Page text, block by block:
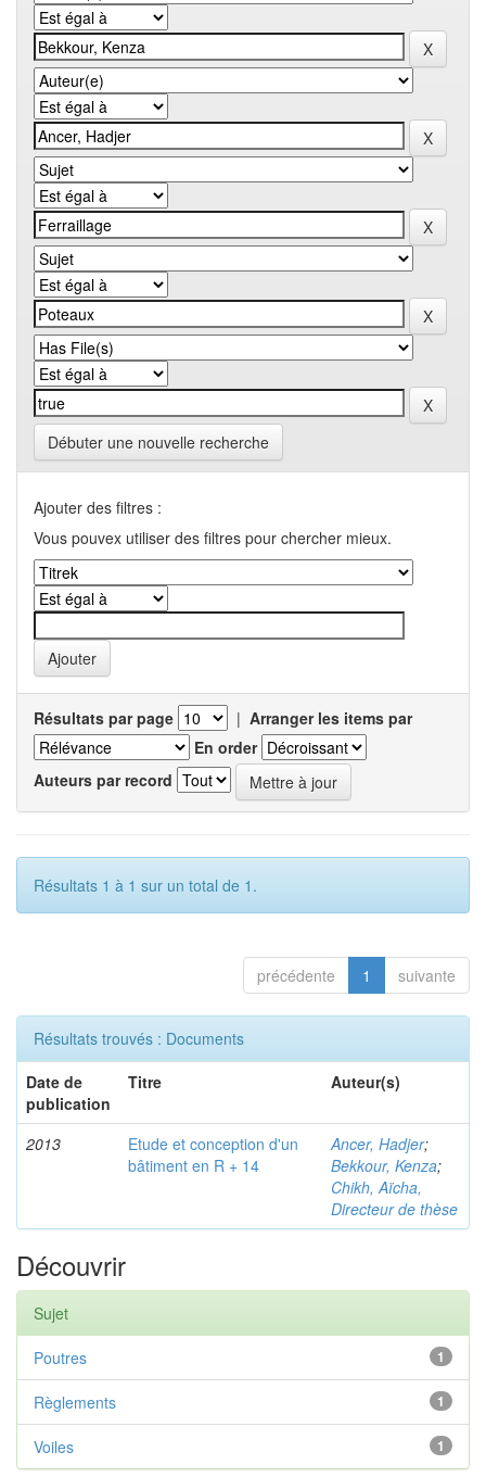
Débuter une nouvelle recherche
Ajouter des filtres :
Vous pouvex utiliser des filtres pour chercher mieux.
Résultats par page | Arranger les items par
En order
Auteurs par record
Résultats 1 à 1 sur un total de 1.
précédente 1 suivante
Résultats trouvés : Documents
Date de
publication
Titre Auteur(s)
2013
Etude et conception d'un
bâtiment en R + 14
Ancer, Hadjer;
Bekkour, Kenza;
Chikh, Aïcha,
Directeur de thèse
Découvrir
Sujet
1
Poutres
1
Règlements
1
Voiles